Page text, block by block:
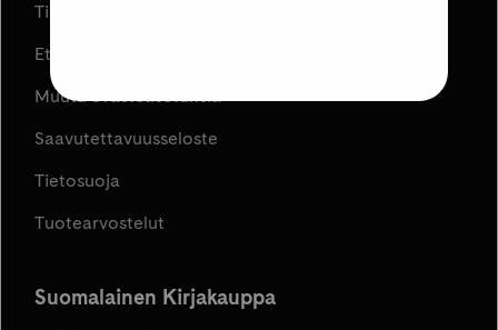
Tilaus- ja toimitusehdot
Etujen ja kampanjoiden ehdot
Muuta evästeasetuksia
Saavutettavuusseloste
Tietosuoja
Tuotearvostelut
Suomalainen Kirjakauppa